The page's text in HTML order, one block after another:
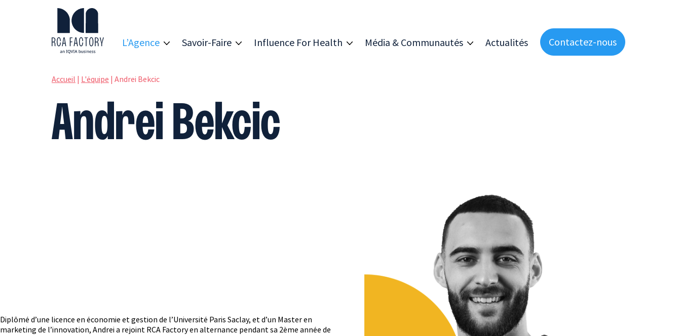
o
L’Agence Savoir-Faire Influence For Health Média & Communautés Actualités Contactez-nous
Accueil | L'équipe | Andrei Bekcic
Andrei Bekcic
Diplômé d’une licence en économie et gestion de l’Université Paris Saclay, et d’un Master en
marketing de l’innovation, Andrei a rejoint RCA Factory en alternance pendant sa 2ème année de